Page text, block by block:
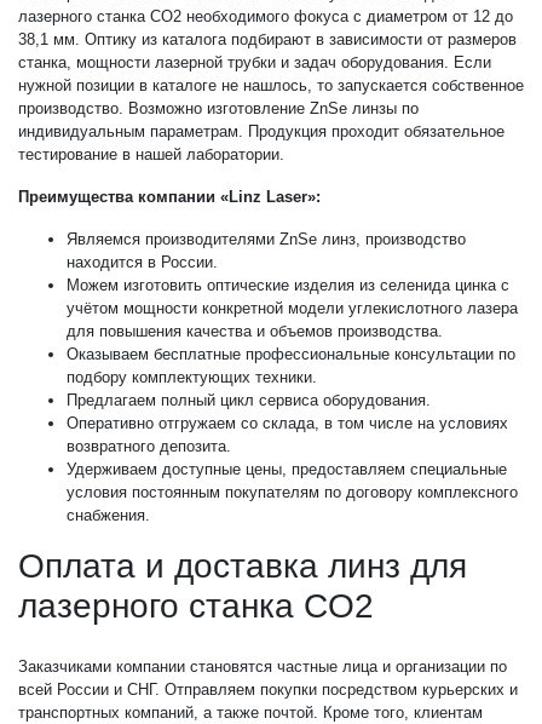
лазерного станка СО2 необходимого фокуса с диаметром от 12 до
38,1 мм. Оптику из каталога подбирают в зависимости от размеров
станка, мощности лазерной трубки и задач оборудования. Если
нужной позиции в каталоге не нашлось, то запускается собственное
производство. Возможно изготовление ZnSe линзы по
индивидуальным параметрам. Продукция проходит обязательное
тестирование в нашей лаборатории.
Преимущества компании «Linz Laser»:
Являемся производителями ZnSe линз, производство
находится в России.
Можем изготовить оптические изделия из селенида цинка с
учётом мощности конкретной модели углекислотного лазера
для повышения качества и объемов производства.
Оказываем бесплатные профессиональные консультации по
подбору комплектующих техники.
Предлагаем полный цикл сервиса оборудования.
Оперативно отгружаем со склада, в том числе на условиях
возвратного депозита.
Удерживаем доступные цены, предоставляем специальные
условия постоянным покупателям по договору комплексного
снабжения.
Оплата и доставка линз для
лазерного станка CO2
Заказчиками компании становятся частные лица и организации по
всей России и СНГ. Отправляем покупки посредством курьерских и
транспортных компаний, а также почтой. Кроме того, клиентам